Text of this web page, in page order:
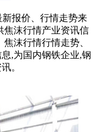
报价、行情走势来
焦沫行情产业资讯信
沫行情行情走势、
,为国内钢铁企业,钢
。